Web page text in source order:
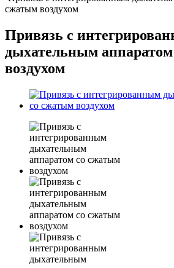
сжатым воздухом
Привязь с
дыхательным
воздухом